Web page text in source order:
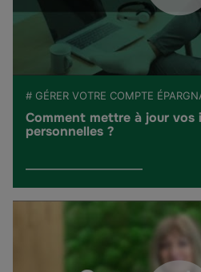
# GÉRER VOTRE COMPTE
Comment mettre à jour vos
personnelles ?